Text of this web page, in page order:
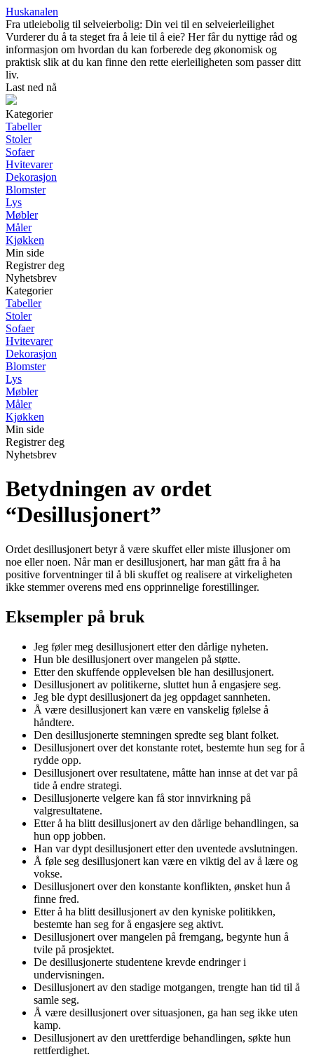
Huskanalen
Fra utleiebolig til selveierbolig: Din vei til en selveierleilighet
Vurderer du å ta steget fra å leie til å eie? Her får du nyttige råd og
informasjon om hvordan du kan forberede deg økonomisk og
praktisk slik at du kan finne den rette eierleiligheten som passer ditt
liv.
Last ned nå
Kategorier
Tabeller
Stoler
Sofaer
Hvitevarer
Dekorasjon
Blomster
Lys
Møbler
Måler
Kjøkken
Min side
Registrer deg
Nyhetsbrev
Kategorier
Tabeller
Stoler
Sofaer
Hvitevarer
Dekorasjon
Blomster
Lys
Møbler
Måler
Kjøkken
Min side
Registrer deg
Nyhetsbrev
Betydningen av ordet
“Desillusjonert”
Ordet desillusjonert betyr å være skuffet eller miste illusjoner om
noe eller noen. Når man er desillusjonert, har man gått fra å ha
positive forventninger til å bli skuffet og realisere at virkeligheten
ikke stemmer overens med ens opprinnelige forestillinger.
Eksempler på bruk
Jeg føler meg desillusjonert etter den dårlige nyheten.
Hun ble desillusjonert over mangelen på støtte.
Etter den skuffende opplevelsen ble han desillusjonert.
Desillusjonert av politikerne, sluttet hun å engasjere seg.
Jeg ble dypt desillusjonert da jeg oppdaget sannheten.
Å være desillusjonert kan være en vanskelig følelse å
håndtere.
Den desillusjonerte stemningen spredte seg blant folket.
Desillusjonert over det konstante rotet, bestemte hun seg for å
rydde opp.
Desillusjonert over resultatene, måtte han innse at det var på
tide å endre strategi.
Desillusjonerte velgere kan få stor innvirkning på
valgresultatene.
Etter å ha blitt desillusjonert av den dårlige behandlingen, sa
hun opp jobben.
Han var dypt desillusjonert etter den uventede avslutningen.
Å føle seg desillusjonert kan være en viktig del av å lære og
vokse.
Desillusjonert over den konstante konflikten, ønsket hun å
finne fred.
Etter å ha blitt desillusjonert av den kyniske politikken,
bestemte han seg for å engasjere seg aktivt.
Desillusjonert over mangelen på fremgang, begynte hun å
tvile på prosjektet.
De desillusjonerte studentene krevde endringer i
undervisningen.
Desillusjonert av den stadige motgangen, trengte han tid til å
samle seg.
Å være desillusjonert over situasjonen, ga han seg ikke uten
kamp.
Desillusjonert av den urettferdige behandlingen, søkte hun
rettferdighet.